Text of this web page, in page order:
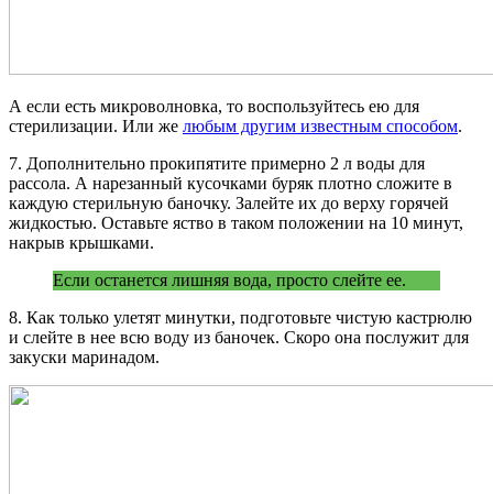
А если есть микроволновка, то воспользуйтесь ею для
стерилизации. Или же любым другим известным способом.
7. Дополнительно прокипятите примерно 2 л воды для
рассола. А нарезанный кусочками буряк плотно сложите в
каждую стерильную баночку. Залейте их до верху горячей
жидкостью. Оставьте яство в таком положении на 10 минут,
накрыв крышками.
Если останется лишняя вода, просто слейте ее.
8. Как только улетят минутки, подготовьте чистую кастрюлю
и слейте в нее всю воду из баночек. Скоро она послужит для
закуски маринадом.